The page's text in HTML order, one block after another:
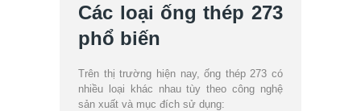
Các loại ống thép 273
phổ biến
Trên thị trường hiện nay, ống thép 273 có
nhiều loại khác nhau tùy theo công nghệ
sản xuất và mục đích sử dụng: